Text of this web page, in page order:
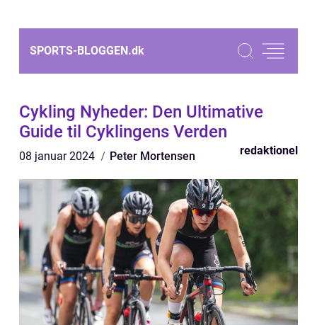
SPORTS-BLOGGEN.dk
Cykling Nyheder: Den Ultimative
Guide til Cyklingens Verden
08 januar 2024 Peter Mortensen redaktionel